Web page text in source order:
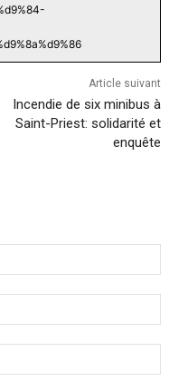
Article suivant
Incendie de six minibus à
Saint-Priest: solidarité et
enquête
:*
:*
: